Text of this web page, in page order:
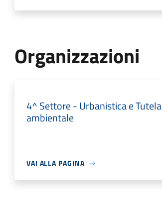
Organizzazioni
4^ Settore - Urbanistica e Tutela
ambientale
VAI ALLA PAGINA